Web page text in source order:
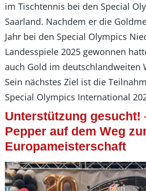
im Tischtennis bei den Special
Saarland. Nachdem er die
Jahr bei den Special Olympics
Landesspiele 2025 gewonnen
auch Gold im deutschlandweiten
Sein nächstes Ziel ist die
Special Olympics International
Unterstützung gesucht!
Pepper auf dem Weg
Europameisterschaft